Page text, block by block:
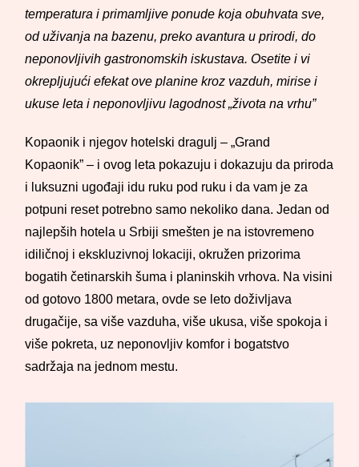
temperatura i primamljive ponude koja obuhvata sve,
od uživanja na bazenu, preko avantura u prirodi, do
neponovljivih gastronomskih iskustava. Osetite i vi
okrepljujući efekat ove planine kroz vazduh, mirise i
ukuse leta i neponovljivu lagodnost „života na vrhu”
Kopaonik i njegov hotelski dragulj – „Grand
Kopaonik” – i ovog leta pokazuju i dokazuju da priroda
i luksuzni ugođaji idu ruku pod ruku i da vam je za
potpuni reset potrebno samo nekoliko dana. Jedan od
najlepših hotela u Srbiji smešten je na istovremeno
idiličnoj i ekskluzivnoj lokaciji, okružen prizorima
bogatih četinarskih šuma i planinskih vrhova. Na visini
od gotovo 1800 metara, ovde se leto doživljava
drugačije, sa više vazduha, više ukusa, više spokoja i
više pokreta, uz neponovljiv komfor i bogatstvo
sadržaja na jednom mestu.